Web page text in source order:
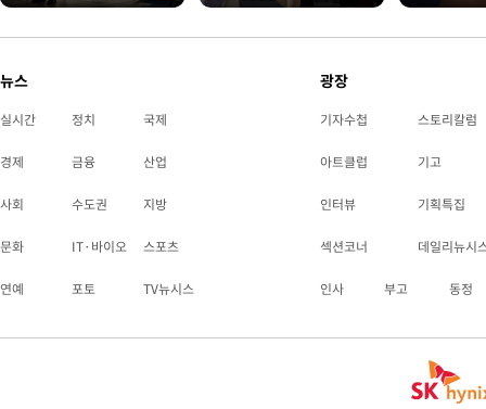
뉴스
실시간 정치 국제
경제 금융 산업
사회 수도권 지방
문화 IT·바이오 스포츠
연예 포토 TV뉴시스
광장
기자수첩 스토리칼럼
아트클럽 기고
인터뷰 기획특집
섹션코너 데일리뉴시
인사 부고 동정